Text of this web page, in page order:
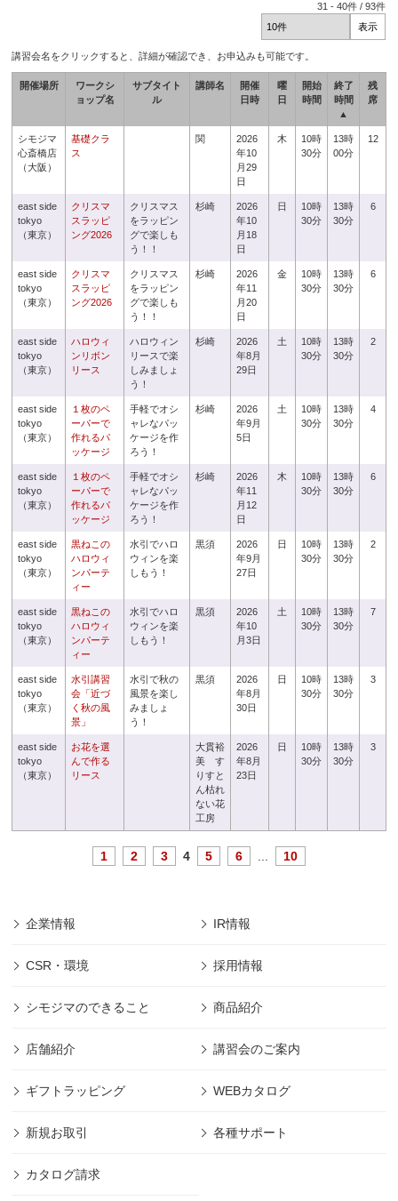
31 -40件 /93件
講習会名をクリックすると、詳細が確認でき、お申込みも可能です。
開催場所
ワークシ
ョップ名
サブタイト
ル
講師名
開催
日時
曜
日
開始
時間
終了
時間
▲
残
席
シモジマ
心斎橋店
（大阪）
基礎クラ
ス
関
2026
年10
月29
日
木
10時
30分
13時
00分
12
east side
tokyo
（東京）
クリスマ
スラッピ
ング2026
クリスマス
をラッピン
グで楽しも
う！！
杉崎
2026
年10
月18
日
日
10時
30分
13時
30分
6
east side
tokyo
（東京）
クリスマ
スラッピ
ング2026
クリスマス
をラッピン
グで楽しも
う！！
杉崎
2026
年11
月20
日
金
10時
30分
13時
30分
6
east side
tokyo
（東京）
ハロウィ
ンリボン
リース
ハロウィン
リースで楽
しみましょ
う！
杉崎
2026
年8月
29日
土
10時
30分
13時
30分
2
east side
tokyo
（東京）
１枚のペ
ーパーで
作れるパ
ッケージ
手軽でオシ
ャレなパッ
ケージを作
ろう！
杉崎
2026
年9月
5日
土
10時
30分
13時
30分
4
east side
tokyo
（東京）
１枚のペ
ーパーで
作れるパ
ッケージ
手軽でオシ
ャレなパッ
ケージを作
ろう！
杉崎
2026
年11
月12
日
木
10時
30分
13時
30分
6
east side
tokyo
（東京）
黒ねこの
ハロウィ
ンパーテ
ィー
水引でハロ
ウィンを楽
しもう！
黒須
2026
年9月
27日
日
10時
30分
13時
30分
2
east side
tokyo
（東京）
黒ねこの
ハロウィ
ンパーテ
ィー
水引でハロ
ウィンを楽
しもう！
黒須
2026
年10
月3日
土
10時
30分
13時
30分
7
east side
tokyo
（東京）
水引講習
会「近づ
く秋の風
景」
水引で秋の
風景を楽し
みましょ
う！
黒須
2026
年8月
30日
日
10時
30分
13時
30分
3
east side
tokyo
（東京）
お花を選
んで作る
リース
大貫裕
美 す
りすと
ん枯れ
ない花
工房
2026
年8月
23日
日
10時
30分
13時
30分
3
1 2 3 4 5 6 10
企業情報 IR情報
CSR・環境 採用情報
シモジマのできること 商品紹介
店舗紹介 講習会のご案内
ギフトラッピング WEBカタログ
新規お取引 各種サポート
カタログ請求